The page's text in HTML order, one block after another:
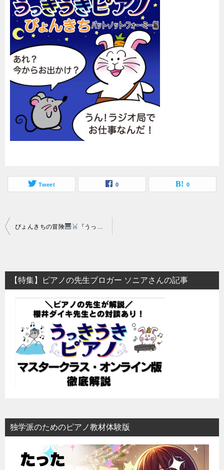
Tweet 0 0
投
ビ
ゲ
ぴょんきちの冒険 『うっきうきピアノ』第十一話
【特集】ピアノの先生ブロガー ソニアさんの記事
独学派のためのピアノ教材体験版